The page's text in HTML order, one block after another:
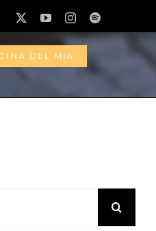
Facebook
X YouTubeInstagramSpotify
DEL MI6